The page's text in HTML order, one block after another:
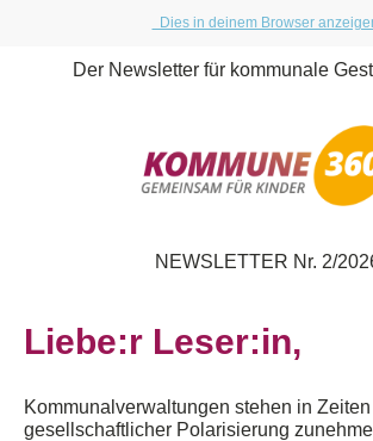
Dies in deinem Browser
Der Newsletter für kommunale
NEWSLETTER Nr. 2/
Liebe:r Leser:in,
Kommunalverwaltungen stehen in
gesellschaftlicher Polarisierung